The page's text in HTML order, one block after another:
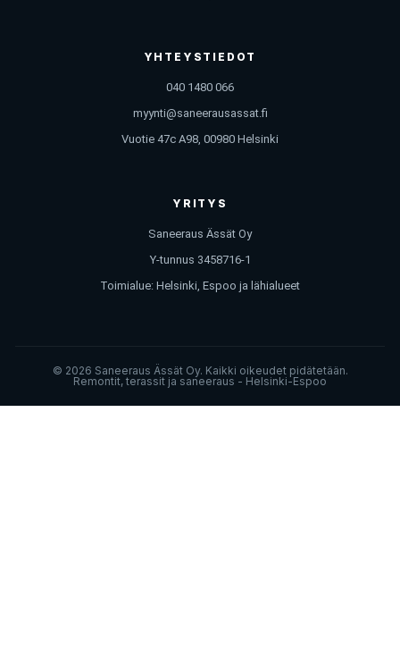
YHTEYSTIEDOT
040 1480 066
myynti@saneerausassat.fi
Vuotie 47c A98, 00980 Helsinki
YRITYS
Saneeraus Ässät Oy
Y-tunnus 3458716-1
Toimialue: Helsinki, Espoo ja lähialueet
© 2026 Saneeraus Ässät Oy. Kaikki oikeudet pidätetään.
Remontit, terassit ja saneeraus - Helsinki-Espoo